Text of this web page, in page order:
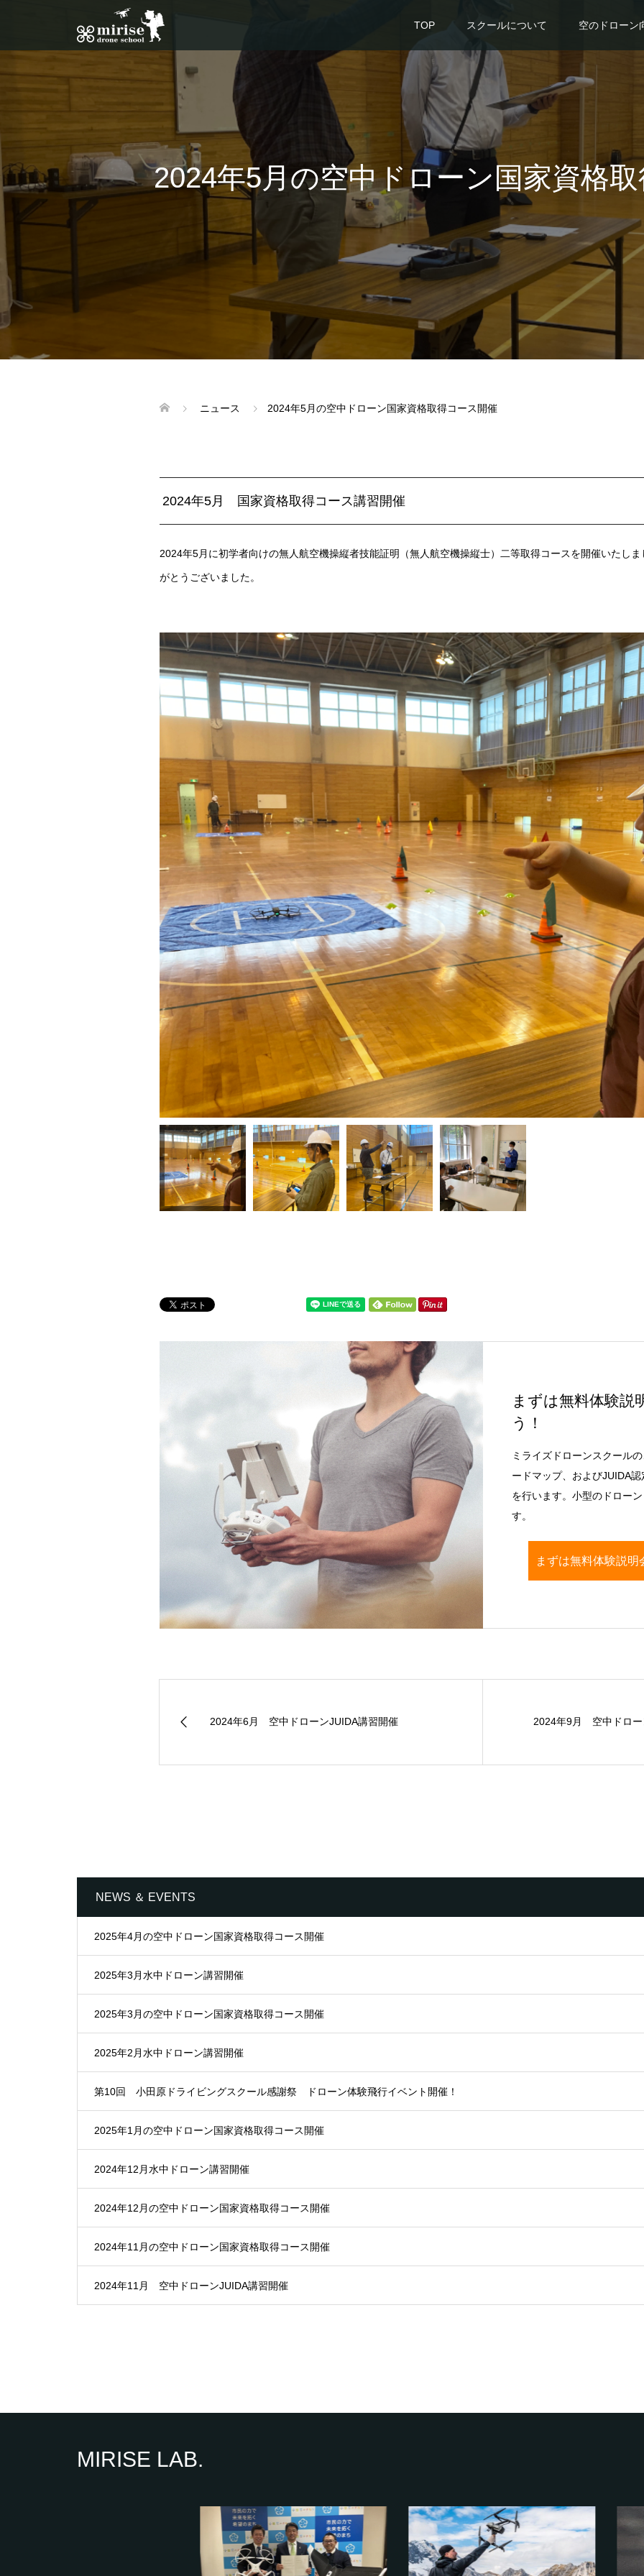
TOP スクールについて 空のドローン
2024年5月の空中ドローン国家資格
ニュース 2024年5月の空中ドローン国家資格取得コース開催
2024年5月 国家資格取得コース講習開催
2024年5月に初学者向けの無人航空機操縦者技能証明（無人航空機操縦士）二等取得コースを開催いたし
がとうございました。
まずは無料体験説
う！
ミライズドローンスクール
ードマップ、およびJUIDA
を行います。小型のドロー
す。
まずは無料体験説
2024年6月 空中ドローンJUIDA講習開催 2024年9月 空中ドロー
NEWS ＆ EVENTS
2025年4月の空中ドローン国家資格取得コース開催
2025年3月水中ドローン講習開催
2025年3月の空中ドローン国家資格取得コース開催
2025年2月水中ドローン講習開催
第10回 小田原ドライビングスクール感謝祭 ドローン体験飛行イベント開催！
2025年1月の空中ドローン国家資格取得コース開催
2024年12月水中ドローン講習開催
2024年12月の空中ドローン国家資格取得コース開催
2024年11月の空中ドローン国家資格取得コース開催
2024年11月 空中ドローンJUIDA講習開催
MIRISE LAB.